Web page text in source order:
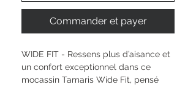
Commander et payer
WIDE FIT - Ressens plus d’aisance et
un confort exceptionnel dans ce
mocassin Tamaris Wide Fit, pensé